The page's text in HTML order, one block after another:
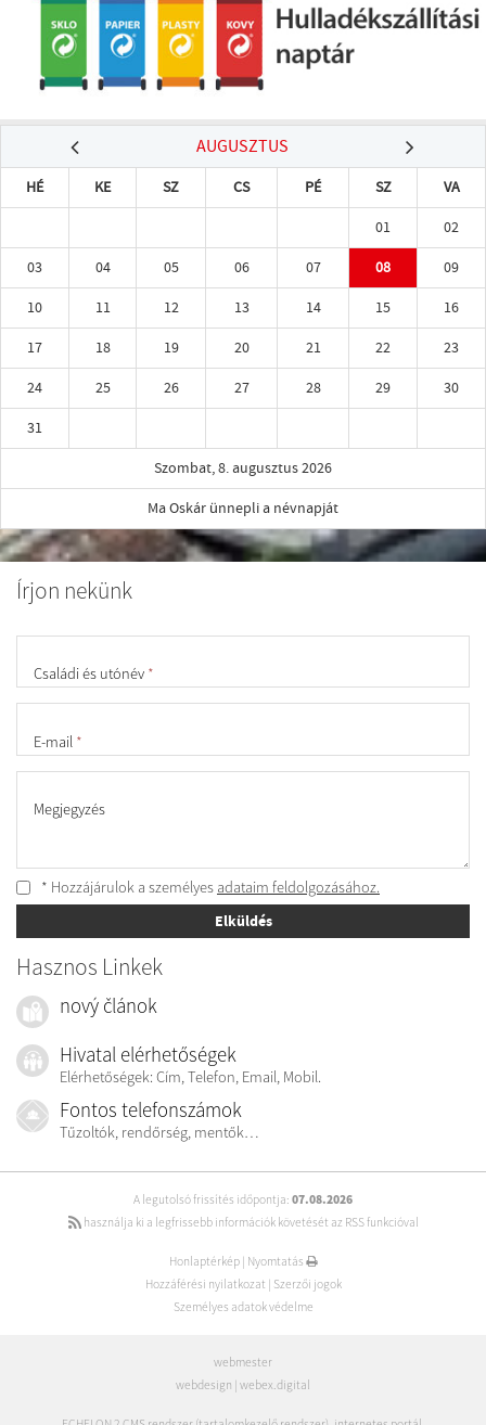
AUGUSZTUS
HÉ KE SZ CS PÉ SZ
VA
01
02
03
04 05 06 07 08
09
10
11 12 13 14 15
16
17
18 19 20 21 22
23
24
25 26 27 28 29
30
31
Szombat, 8. augusztus 2026
Ma Oskár ünnepli a névnapját
Írjon nekünk
Családi és utónév *
E-mail *
Megjegyzés
* Hozzájárulok a személyes adataim feldolgozásához.
Elküldés
Hasznos Linkek
nový článok
Hivatal elérhetőségek
Elérhetőségek: Cím, Telefon, Email, Mobil.
Fontos telefonszámok
Tűzoltók, rendőrség, mentők…
A legutolsó frissítés időpontja: 07.08.2026
használja ki a legfrissebb információk követését az RSS funkcióval
Honlaptérkép| Nyomtatás
Hozzáférési nyilatkozat
Szerzői jogok
Személyes adatok védelme
webmester
webdesign webex.digital